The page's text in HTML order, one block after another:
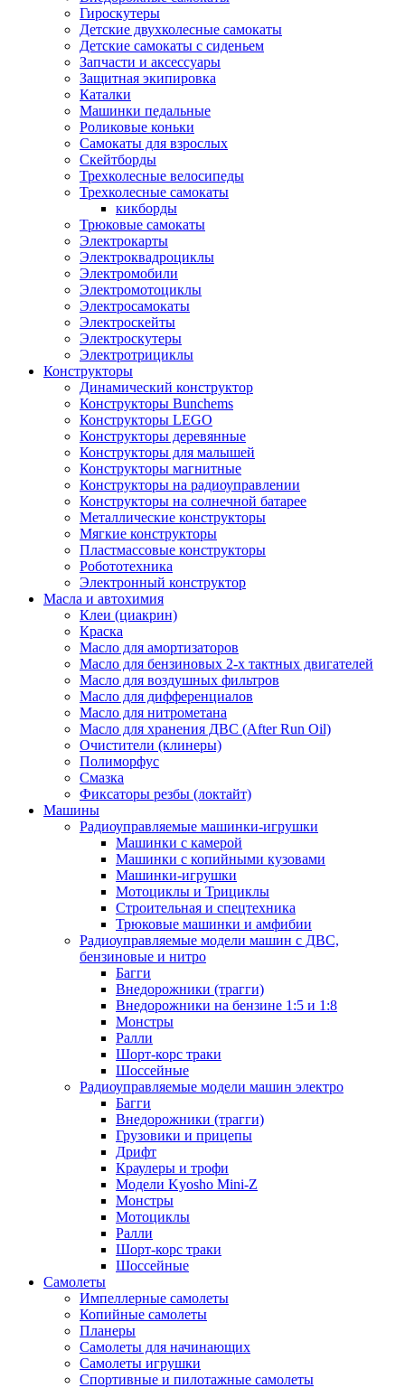
Гироскутеры
Детские двухколесные самокаты
Детские самокаты с сиденьем
Запчасти и аксессуары
Защитная экипировка
Каталки
Машинки педальные
Роликовые коньки
Самокаты для взрослых
Скейтборды
Трехколесные велосипеды
Трехколесные самокаты
кикборды
Трюковые самокаты
Электрокарты
Электроквадроциклы
Электромобили
Электромотоциклы
Электросамокаты
Электроскейты
Электроскутеры
Электротрициклы
Конструкторы
Динамический конструктор
Конструкторы Bunchems
Конструкторы LEGO
Конструкторы деревянные
Конструкторы для малышей
Конструкторы магнитные
Конструкторы на радиоуправлении
Конструкторы на солнечной батарее
Металлические конструкторы
Мягкие конструкторы
Пластмассовые конструкторы
Робототехника
Электронный конструктор
Масла и автохимия
Клеи (циакрин)
Краска
Масло для амортизаторов
Масло для бензиновых 2-х тактных двигателей
Масло для воздушных фильтров
Масло для дифференциалов
Масло для нитрометана
Масло для хранения ДВС (After Run Oil)
Очистители (клинеры)
Полиморфус
Смазка
Фиксаторы резбы (локтайт)
Машины
Радиоуправляемые машинки-игрушки
Машинки с камерой
Машинки с копийными кузовами
Машинки-игрушки
Мотоциклы и Трициклы
Строительная и спецтехника
Трюковые машинки и амфибии
Радиоуправляемые модели машин с ДВС,
бензиновые и нитро
Багги
Внедорожники (трагги)
Внедорожники на бензине 1:5 и 1:8
Монстры
Ралли
Шорт-корс траки
Шоссейные
Радиоуправляемые модели машин электро
Багги
Внедорожники (трагги)
Грузовики и прицепы
Дрифт
Краулеры и трофи
Модели Kyosho Mini-Z
Монстры
Мотоциклы
Ралли
Шорт-корс траки
Шоссейные
Самолеты
Импеллерные самолеты
Копийные самолеты
Планеры
Самолеты для начинающих
Самолеты игрушки
Спортивные и пилотажные самолеты